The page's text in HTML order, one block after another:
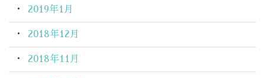
2019年1月
2018年12月
2018年11月